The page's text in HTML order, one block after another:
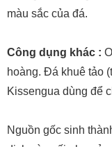
màu sắc của đá.
Công dụng khác :
hoàng. Đá khuê tảo
Kissengua dùng để
Nguồn gốc sinh